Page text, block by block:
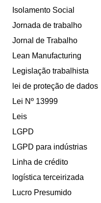
Isolamento Social
Jornada de trabalho
Jornal de Trabalho
Lean Manufacturing
Legislação trabalhista
lei de proteção de dados
Lei Nº 13999
Leis
LGPD
LGPD para indústrias
Linha de crédito
logística terceirizada
Lucro Presumido